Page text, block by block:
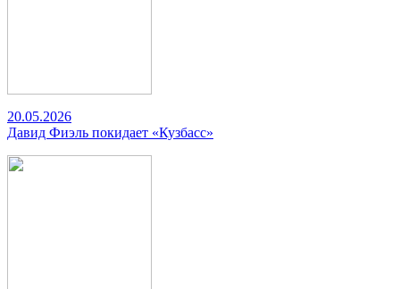
20.05.2026
Давид Фиэль покидает «Кузбасс»